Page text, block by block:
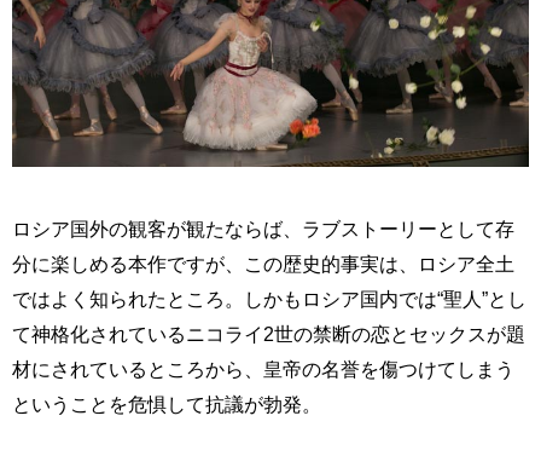
ロシア国外の観客が観たならば、ラブストーリーとして存
分に楽しめる本作ですが、この歴史的事実は、ロシア全土
ではよく知られたところ。しかもロシア国内では“聖人”とし
て神格化されているニコライ2世の禁断の恋とセックスが題
材にされているところから、皇帝の名誉を傷つけてしまう
ということを危惧して抗議が勃発。